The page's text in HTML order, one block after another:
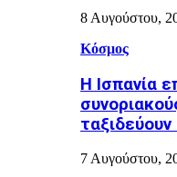
8 Αυγούστου,
Κόσμος
H Ισπανία
7 Αυγούστου,